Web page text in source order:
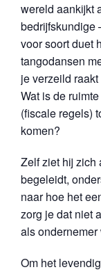
wereld aankijkt
bedrijfskundige
voor soort duet
tangodansen
je verzeild
Wat is de
(fiscale regels)
komen?
Zelf ziet hij zich
begeleidt,
naar hoe het
zorg je dat niet
als
Om het